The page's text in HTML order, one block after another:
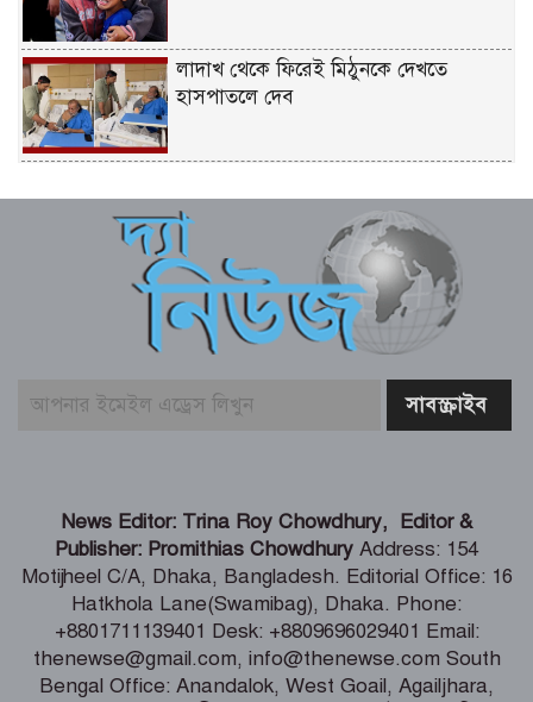
লাদাখ থেকে ফিরেই মিঠুনকে দেখতে
হাসপাতলে দেব
সমাবেশের উদ্বোধন করলেন প্রধানমন্ত্রী
বেনাপোল দৌলতপুর সিমান্ত থেকে ৭৪ পিস
পন্ডস ফেইস ওয়াশ আটক
বেনাপোল সিমান্ত থেকে ৪৬৭ বোতল
ভারতীয় নেশা জাতীয় সিরাপ উদ্ধার
বিশ্বকাপে মেসিকে মেরে ফেলার ষড়যন্ত্র,
বেরিয়ে এল ভয়াবহ সব তথ্য
দেশের বাজারে স্বর্ণের দামে বড় লাফ,ভরিতে
৪,৩৭৪ টাকা
News Editor: Trina Roy Chowdhury, Editor &
Publisher: Promithias Chowdhury Address: 154
Motijheel C/A, Dhaka, Bangladesh. Editorial Office: 16
Hatkhola Lane(Swamibag), Dhaka. Phone:
+8801711139401 Desk: +8809696029401 Email:
thenewse@gmail.com, info@thenewse.com South
Bengal Office: Anandalok, West Goail, Agailjhara,